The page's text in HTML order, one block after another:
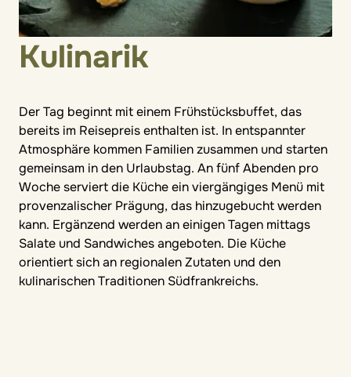
Kulinarik
Der Tag beginnt mit einem Frühstücksbuffet, das
bereits im Reisepreis enthalten ist. In entspannter
Atmosphäre kommen Familien zusammen und starten
gemeinsam in den Urlaubstag. An fünf Abenden pro
Woche serviert die Küche ein viergängiges Menü mit
provenzalischer Prägung, das hinzugebucht werden
kann. Ergänzend werden an einigen Tagen mittags
Salate und Sandwiches angeboten. Die Küche
orientiert sich an regionalen Zutaten und den
kulinarischen Traditionen Südfrankreichs.